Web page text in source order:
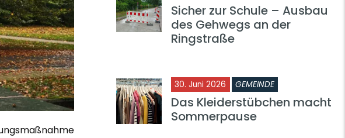
Sicher zur Schule – Ausbau
des Gehwegs an der
Ringstraße
30. Juni 2026 GEMEINDE
Das Kleiderstübchen macht
Sommerpause